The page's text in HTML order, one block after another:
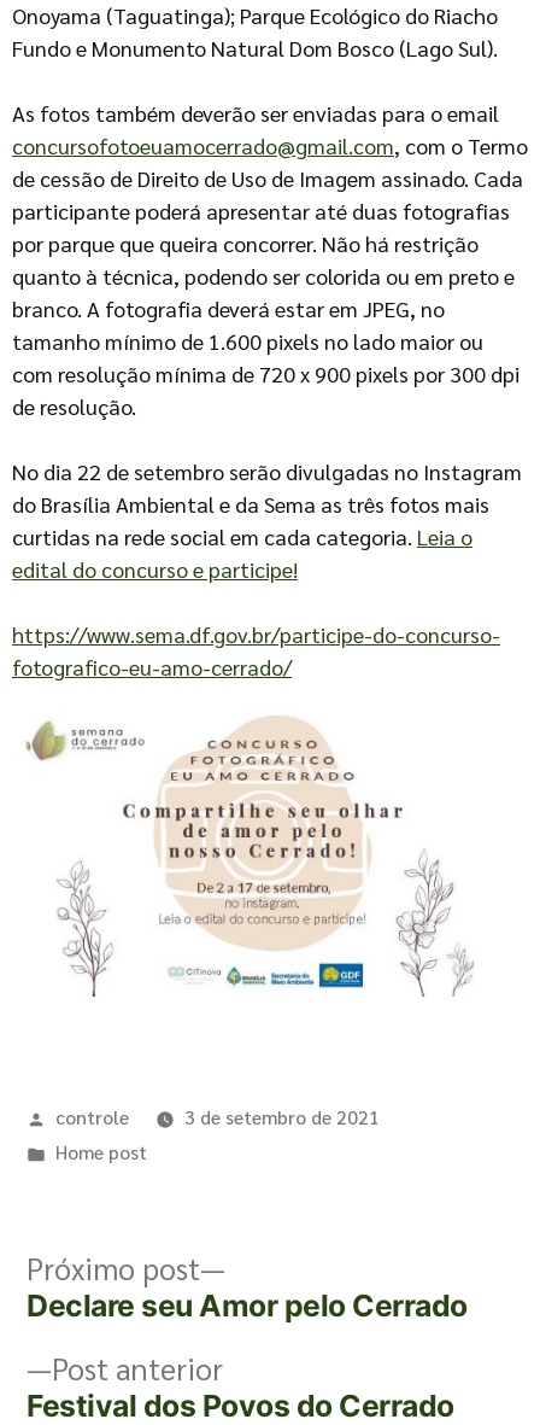
Onoyama (Taguatinga); Parque Ecológico do Riacho
Fundo e Monumento Natural Dom Bosco (Lago Sul).
As fotos também deverão ser enviadas para o email
concursofotoeuamocerrado@gmail.com, com o Termo
de cessão de Direito de Uso de Imagem assinado. Cada
participante poderá apresentar até duas fotografias
por parque que queira concorrer. Não há restrição
quanto à técnica, podendo ser colorida ou em preto e
branco. A fotografia deverá estar em JPEG, no
tamanho mínimo de 1.600 pixels no lado maior ou
com resolução mínima de 720 x 900 pixels por 300 dpi
de resolução.
No dia 22 de setembro serão divulgadas no Instagram
do Brasília Ambiental e da Sema as três fotos mais
curtidas na rede social em cada categoria. Leia o
edital do concurso e participe!
https://www.sema.df.gov.br/participe-do-concurso-
fotografico-eu-amo-cerrado/
controle
3 de setembro de 2021
Home post
Post anterior
Festival dos Povos do Cerrado
Próximo post
Declare seu Amor pelo Cerrado